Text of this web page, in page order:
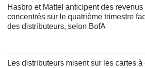
Hasbro et Mattel anticipent des
concentrés sur le quatrième trimestre
des distributeurs, selon BofA
Les distributeurs misent sur les cartes